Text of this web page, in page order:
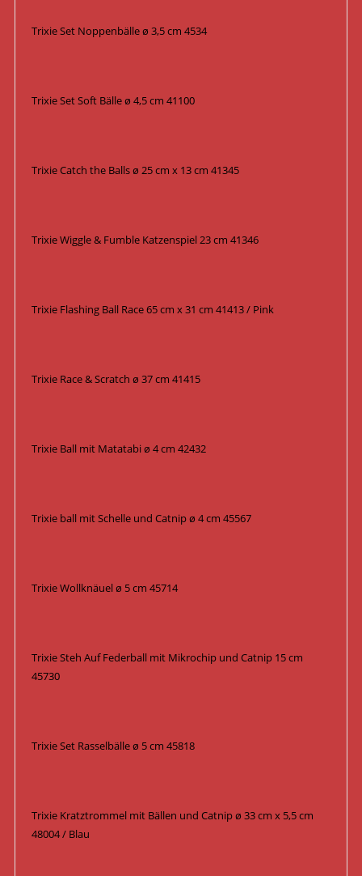
Trixie Set Noppenbälle ø 3,5 cm 4534
Trixie Set Soft Bälle ø 4,5 cm 41100
Trixie Catch the Balls ø 25 cm x 13 cm 41345
Trixie Wiggle & Fumble Katzenspiel 23 cm 41346
Trixie Flashing Ball Race 65 cm x 31 cm 41413 / Pink
Trixie Race & Scratch ø 37 cm 41415
Trixie Ball mit Matatabi ø 4 cm 42432
Trixie ball mit Schelle und Catnip ø 4 cm 45567
Trixie Wollknäuel ø 5 cm 45714
Trixie Steh Auf Federball mit Mikrochip und Catnip 15 cm
45730
Trixie Set Rasselbälle ø 5 cm 45818
Trixie Kratztrommel mit Bällen und Catnip ø 33 cm x 5,5 cm
48004 / Blau